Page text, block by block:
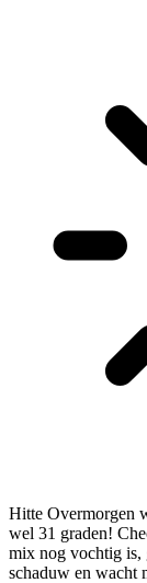
Hitte Overmorgen
wel 31 graden!
mix nog vochtig is,
schaduw en wacht